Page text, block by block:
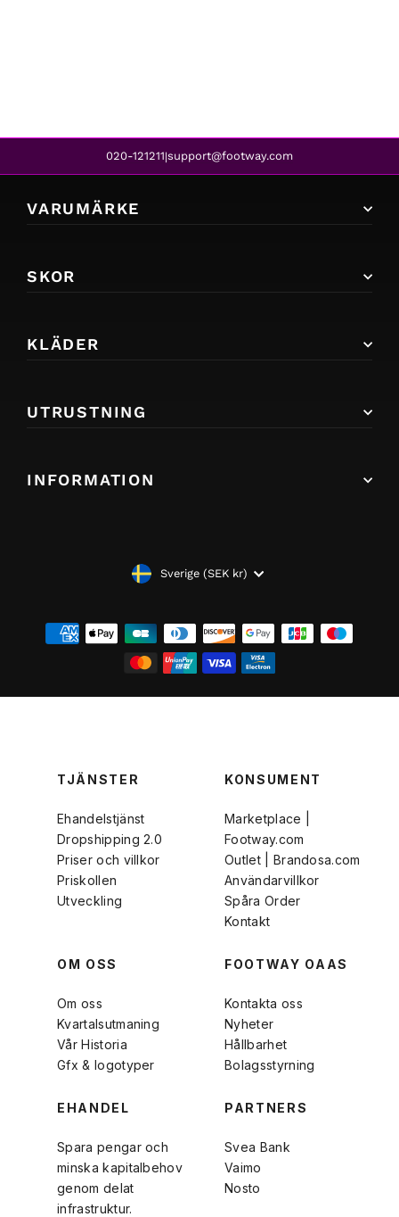
020-121211|support@footway.com
VARUMÄRKE
SKOR
KLÄDER
UTRUSTNING
INFORMATION
VALUTASverige (SEK kr)
TJÄNSTER
Ehandelstjänst
Dropshipping 2.0
Priser och villkor
Priskollen
Utveckling
KONSUMENT
Marketplace |
Footway.com
Outlet | Brandosa.com
Användarvillkor
Spåra Order
Kontakt
OM OSS
Om oss
Kvartalsutmaning
Vår Historia
Gfx & logotyper
FOOTWAY OAAS
Kontakta oss
Nyheter
Hållbarhet
Bolagsstyrning
EHANDEL
Spara pengar och
minska kapitalbehov
genom delat
infrastruktur.
PARTNERS
Svea Bank
Vaimo
Nosto